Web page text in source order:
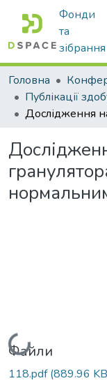
Фонди
та
зібрання
Головна
Вантажиться...
Файли
118.pdf(889.96